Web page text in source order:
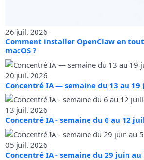
26 juil. 2026
Comment installer OpenClaw en
macOS ?
20 juil. 2026
Concentré IA — semaine du 13 au 19
13 juil. 2026
Concentré IA - semaine du 6 au 12
05 juil. 2026
Concentré IA - semaine du 29 juin